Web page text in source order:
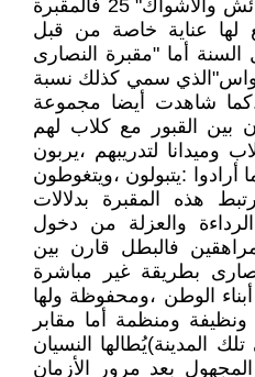
وتنقيتها من الفضلات والحشائش والاشواك" 25 فالمقبرة
لها عناية خاصة من قبل
السنة أما "مقبرة النصارى
سمي كذلك نسبة
شاهدت أيضا مجموعة
القبور مع كلاب لهم
وميدانا لتدريبهم ،يربون
أرادوا :يتبولون ،ويتغوطون
الخروب"25 ،ترتبط هذه المقبرة بدلالات
والعزلة من دخول
فالبطل قارن بين
بطريقة غير مباشرة
الوطن ،ومحفوظة ولها
ومنظمة أما مقابر
المدينة)يُطالها النسيان
المجهول بعد مرور الأزمان